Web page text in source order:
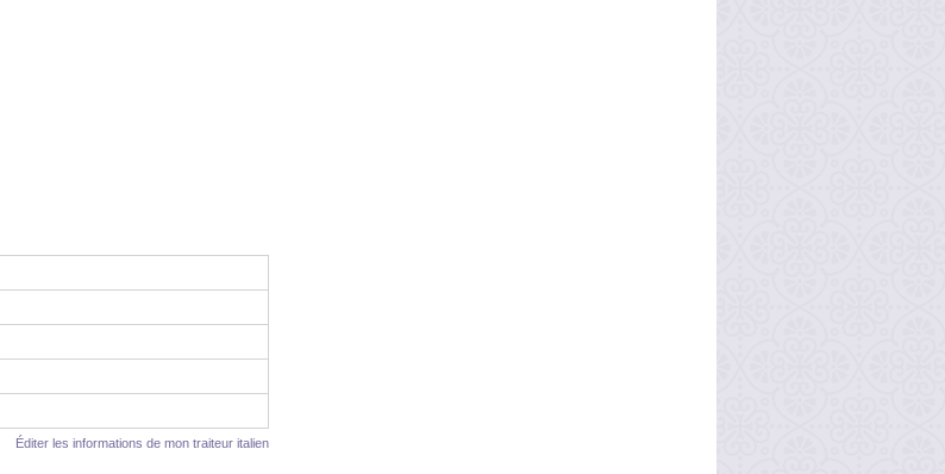
Éditer les informations de mon traiteur italien